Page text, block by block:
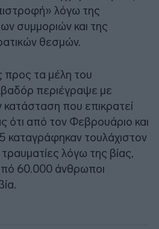
λόγω της
συμμοριών και της
θεσμών.
προς τα μέλη του
περιέγραψε με
που επικρατεί
ότι από τον Φεβρουάριο και
καταγράφηκαν τουλάχιστον
λόγω της βίας,
60.000 άνθρωποι